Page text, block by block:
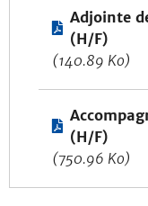
Adjointe
(H/F)
(140.89 Ko)
(H/F)
(750.96 Ko)